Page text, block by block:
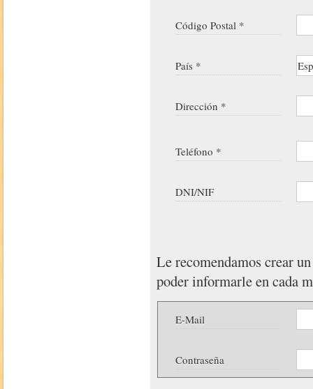
Código Postal *
País *
Dirección *
Teléfono *
DNI/NIF
Le recomendamos crear
poder informarle en cada
E-Mail
Contraseña